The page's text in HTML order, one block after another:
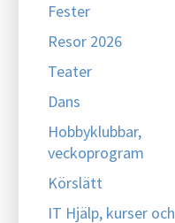
Fester
Resor 2026
Teater
Dans
Hobbyklubbar,
veckoprogram
Körslätt
IT Hjälp, kurser och